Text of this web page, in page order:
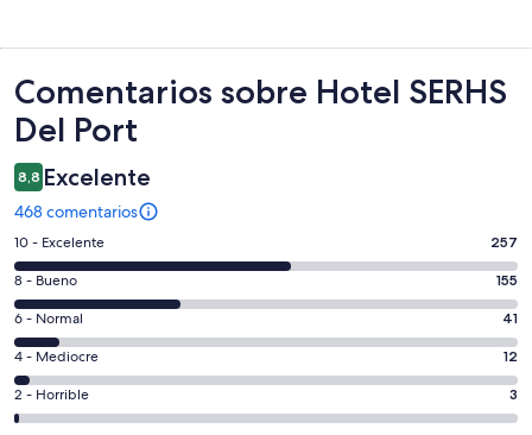
Comentarios
Comentarios sobre Hotel SERHS
Del Port
8,8 Excelente
468 comentarios
257
comentarios
de
un
total
de
468
con
10 - Excelente 257
155
comentarios
de
un
total
de
8 - Bueno 155
41
comentarios
de
un
total
6 - Normal 41
12
comentarios
de
4 - Mediocre 12
3
comentarios
2 - Horrible 3